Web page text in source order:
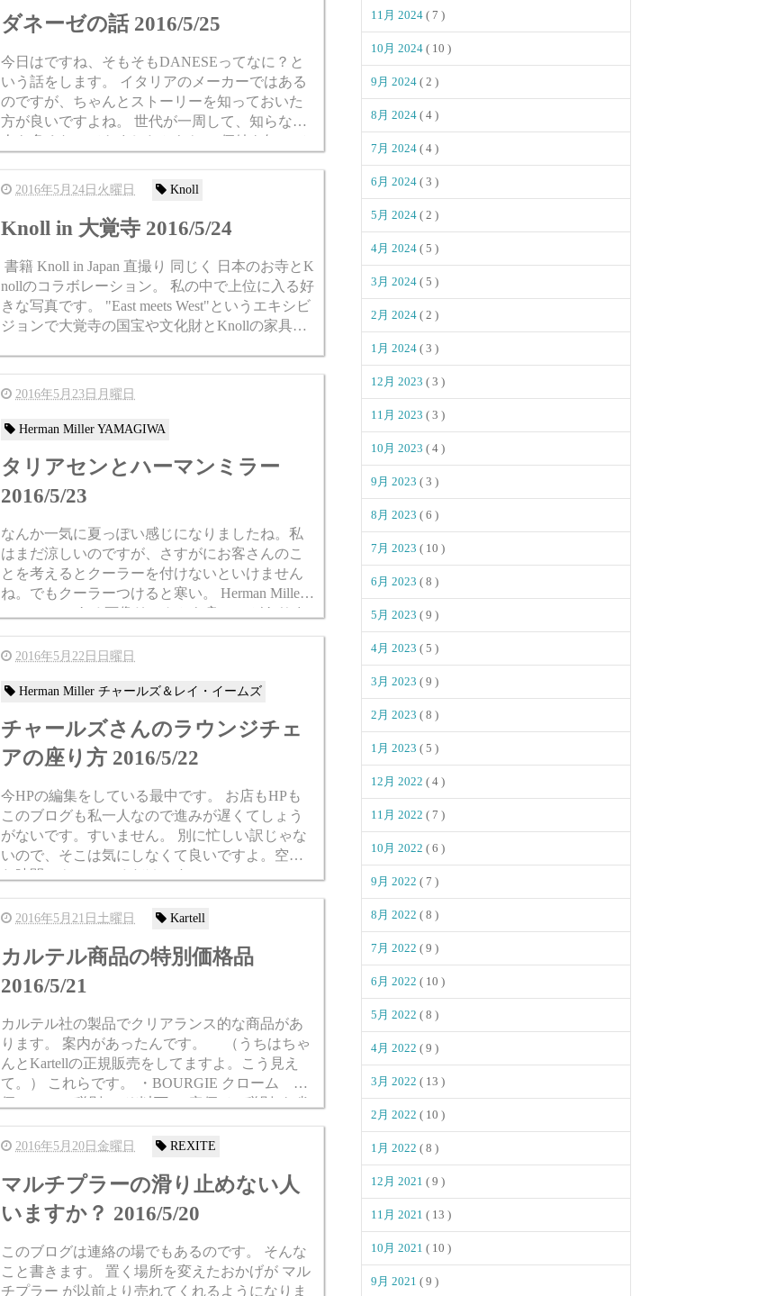
ダネーゼの話 2016/5/25
今日はですね、そもそもDANESEってなに？と
いう話をします。 イタリアのメーカーではある
のですが、ちゃんとストーリーを知っておいた
方が良いですよね。 世代が一周して、知らない
人も多くなってきましたからね。 価値を知って
じこと書いて...
2016年5月24日火曜日 Knoll
Knoll in 大覚寺 2016/5/24
nollのコラボレーション。 私の中で上位に入る好
きな写真です。 "East meets West"というエキシビ
ジョンで大覚寺の国宝や文化財とKnollの家具に
2016年5月23日月曜日
Herman Miller YAMAGIWA
タリアセンとハーマンミラー
2016/5/23
なんか一気に夏っぽい感じになりましたね。私
はまだ涼しいのですが、さすがにお客さんのこ
とを考えるとクーラーを付けないといけません
ね。でもクーラーつけると寒い。 Herman Miller J
apanのHPにある画像リストから良いのがありま
した。 Herman M...
2016年5月22日日曜日
Herman Miller チャールズ＆レイ・イームズ
チャールズさんのラウンジチェ
アの座り方 2016/5/22
今HPの編集をしている最中です。 お店もHPも
このブログも私一人なので進みが遅くてしょう
がないです。すいません。 別に忙しい訳じゃな
いので、そこは気にしなくて良いですよ。空い
た時間にやっているだけです。 100 Masterpieces f
rom the Vitra...
2016年5月21日土曜日 Kartell
カルテル商品の特別価格品
2016/5/21
カルテル社の製品でクリアランス的な商品があ
ります。 案内があったんです。 （うちはちゃ
んとKartellの正規販売をしてますよ。こう見え
て。） これらです。 ・BOURGIE クローム 定
価￥62,800(税別) ※以下、”定価”と”税別”を省
きます。 ・S...
2016年5月20日金曜日 REXITE
マルチプラーの滑り止めない人
いますか？ 2016/5/20
このブログは連絡の場でもあるのです。 そんな
こと書きます。 置く場所を変えたおかげが マル
チプラー が以前より売れてくれるようになりま
11月 2024 ( 7 )
10月 2024 ( 10 )
9月 2024 ( 2 )
8月 2024 ( 4 )
7月 2024 ( 4 )
6月 2024 ( 3 )
5月 2024 ( 2 )
4月 2024 ( 5 )
3月 2024 ( 5 )
2月 2024 ( 2 )
1月 2024 ( 3 )
12月 2023 ( 3 )
11月 2023 ( 3 )
10月 2023 ( 4 )
9月 2023 ( 3 )
8月 2023 ( 6 )
7月 2023 ( 10 )
6月 2023 ( 8 )
5月 2023 ( 9 )
4月 2023 ( 5 )
3月 2023 ( 9 )
2月 2023 ( 8 )
1月 2023 ( 5 )
12月 2022 ( 4 )
11月 2022 ( 7 )
10月 2022 ( 6 )
9月 2022 ( 7 )
8月 2022 ( 8 )
7月 2022 ( 9 )
6月 2022 ( 10 )
5月 2022 ( 8 )
4月 2022 ( 9 )
3月 2022 ( 13 )
2月 2022 ( 10 )
1月 2022 ( 8 )
12月 2021 ( 9 )
11月 2021 ( 13 )
10月 2021 ( 10 )
9月 2021 ( 9 )